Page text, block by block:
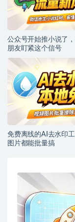
公众号开始推小说了
朋友盯紧这个信号
免费离线的AI去水印
图片都能批量搞